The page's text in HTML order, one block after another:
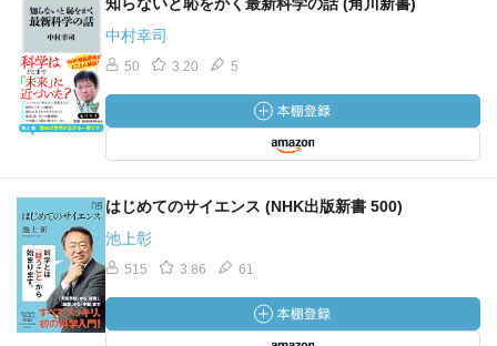
中村幸司
50 3.20 5
はじめてのサイエンス (NHK出版新書 500)
池上彰
515 3.86 61